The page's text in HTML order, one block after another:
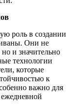
роль в создании
Они не
и значительно
технологии
которые
к
важно для